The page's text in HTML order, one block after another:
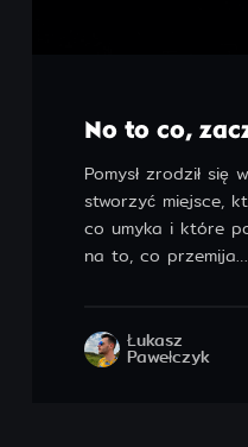
No to co,
Pomysł zrodził się
stworzyć miejsce,
co umyka i które
na to, co przemija…
Łukasz
Pawełczyk
Designed by
pawelczyk.art.